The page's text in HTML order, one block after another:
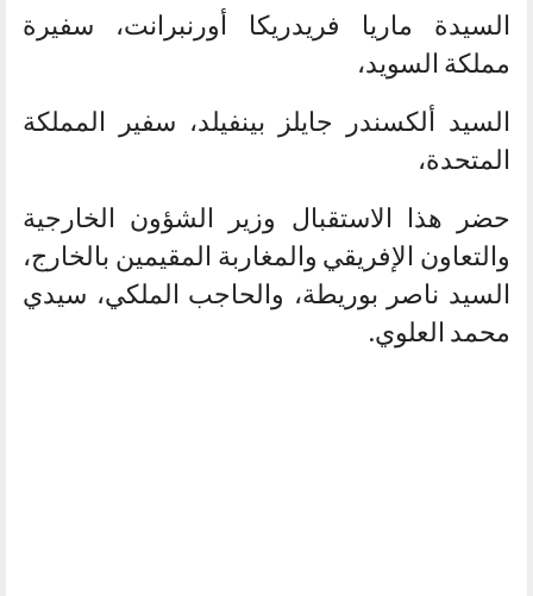
السيدة ماريا فريدريكا أورنبرانت، سفيرة
مملكة السويد،
السيد ألكسندر جايلز بينفيلد، سفير المملكة
المتحدة،
حضر هذا الاستقبال وزير الشؤون الخارجية
والتعاون الإفريقي والمغاربة المقيمين بالخارج،
السيد ناصر بوريطة، والحاجب الملكي، سيدي
محمد العلوي.